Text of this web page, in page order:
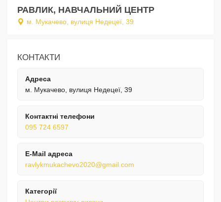
РАВЛИК, НАВЧАЛЬНИЙ ЦЕНТР
м. Мукачево, вулиця Недецеї, 39
КОНТАКТИ
Адреса
м. Мукачево, вулиця Недецеї, 39
Контактні телефони
095 724 6597
E-Mail адреса
ravlykmukachevo2020@gmail.com
Категорії